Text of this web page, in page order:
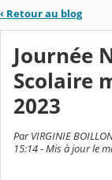
‹ Retour au blog
Journée
Scolaire
2023
Par VIRGINIE
15:14 - Mis à jour le